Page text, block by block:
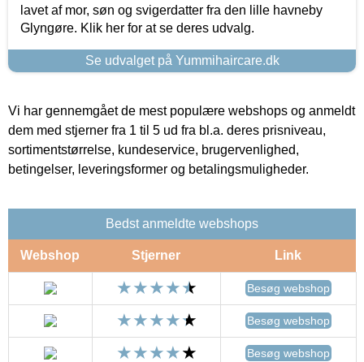
lavet af mor, søn og svigerdatter fra den lille havneby
Glyngøre. Klik her for at se deres udvalg.
Se udvalget på Yummihaircare.dk
Vi har gennemgået de mest populære webshops og anmeldt
dem med stjerner fra 1 til 5 ud fra bl.a. deres prisniveau,
sortimentstørrelse, kundeservice, brugervenlighed,
betingelser, leveringsformer og betalingsmuligheder.
Bedst anmeldte webshops
Webshop Stjerner Link
Besøg webshop
Besøg webshop
Besøg webshop